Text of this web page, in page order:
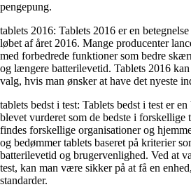
pengepung.
tablets 2016: Tablets 2016 er en
løbet af året 2016. Mange producenter
med forbedrede funktioner som bedre
og længere batterilevetid. Tablets 2016
valg, hvis man ønsker at have det nyeste
tablets bedst i test: Tablets bedst i test er
blevet vurderet som de bedste i forskellige
findes forskellige organisationer og
og bedømmer tablets baseret på kriterier
batterilevetid og brugervenlighed. Ved at
test, kan man være sikker på at få en
standarder.